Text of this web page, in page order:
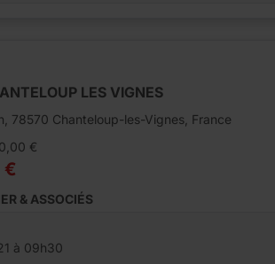
LES VIGNES
78570 Chanteloup-les-Vignes, France
€
€
& ASSOCIÉS
à 09h30